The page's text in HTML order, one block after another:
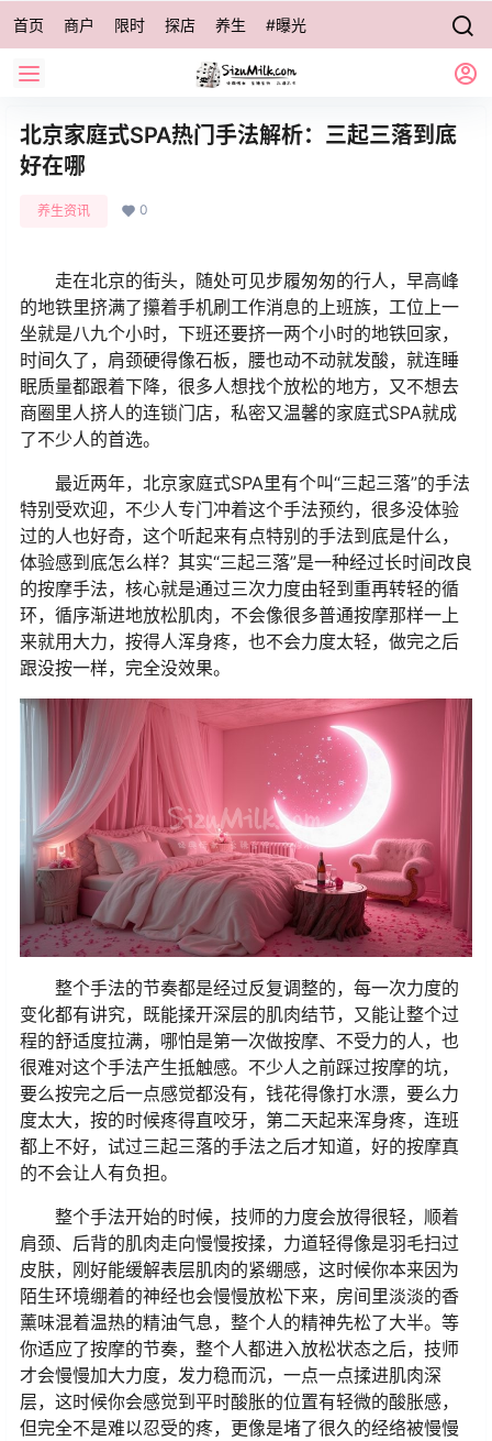
首页 商户 限时 探店 养生 #曝光
北京家庭式SPA热门手法解析：三起三落到底
好在哪
养生资讯 0
走在北京的街头，随处可见步履匆匆的行人，早高峰
的地铁里挤满了攥着手机刷工作消息的上班族，工位上一
坐就是八九个小时，下班还要挤一两个小时的地铁回家，
时间久了，肩颈硬得像石板，腰也动不动就发酸，就连睡
眠质量都跟着下降，很多人想找个放松的地方，又不想去
商圈里人挤人的连锁门店，私密又温馨的家庭式SPA就成
了不少人的首选。
最近两年，北京家庭式SPA里有个叫“三起三落”的手法
特别受欢迎，不少人专门冲着这个手法预约，很多没体验
过的人也好奇，这个听起来有点特别的手法到底是什么，
体验感到底怎么样？其实“三起三落”是一种经过长时间改良
的按摩手法，核心就是通过三次力度由轻到重再转轻的循
环，循序渐进地放松肌肉，不会像很多普通按摩那样一上
来就用大力，按得人浑身疼，也不会力度太轻，做完之后
跟没按一样，完全没效果。
整个手法的节奏都是经过反复调整的，每一次力度的
变化都有讲究，既能揉开深层的肌肉结节，又能让整个过
程的舒适度拉满，哪怕是第一次做按摩、不受力的人，也
很难对这个手法产生抵触感。不少人之前踩过按摩的坑，
要么按完之后一点感觉都没有，钱花得像打水漂，要么力
度太大，按的时候疼得直咬牙，第二天起来浑身疼，连班
都上不好，试过三起三落的手法之后才知道，好的按摩真
的不会让人有负担。
整个手法开始的时候，技师的力度会放得很轻，顺着
肩颈、后背的肌肉走向慢慢按揉，力道轻得像是羽毛扫过
皮肤，刚好能缓解表层肌肉的紧绷感，这时候你本来因为
陌生环境绷着的神经也会慢慢放松下来，房间里淡淡的香
薰味混着温热的精油气息，整个人的精神先松了大半。等
你适应了按摩的节奏，整个人都进入放松状态之后，技师
才会慢慢加大力度，发力稳而沉，一点一点揉进肌肉深
层，这时候你会感觉到平时酸胀的位置有轻微的酸胀感，
但完全不是难以忍受的疼，更像是堵了很久的经络被慢慢